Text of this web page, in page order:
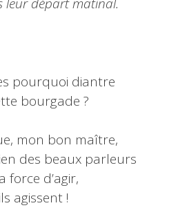
pourquoi diantre
bourgade ?
mon bon maître,
des beaux parleurs
force d’agir,
agissent !